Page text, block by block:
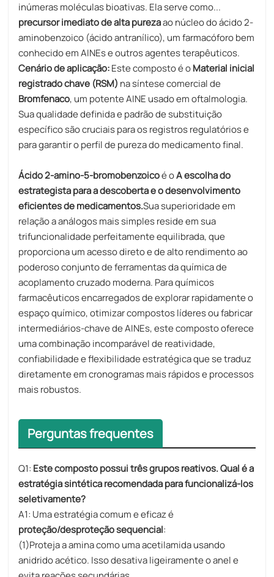
inúmeras moléculas bioativas. Ela serve como...
precursor imediato de alta purezaao núcleo do ácido 2-
aminobenzoico (ácido antranílico), um farmacóforo bem
conhecido em AINEs e outros agentes terapêuticos.
Cenário de aplicação:Este composto é oMaterial inicial
registrado chave (RSM) na síntese comercial de
Bromfenaco, um potente AINE usado em oftalmologia.
Sua qualidade definida e padrão de substituição
específico são cruciais para os registros regulatórios e
para garantir o perfil de pureza do medicamento final.
Ácido 2-amino-5-bromobenzoicoé oA escolha do
estrategista para a descoberta e o desenvolvimento
eficientes de medicamentos.Sua superioridade em
relação a análogos mais simples reside em sua
trifuncionalidade perfeitamente equilibrada, que
proporciona um acesso direto e de alto rendimento ao
poderoso conjunto de ferramentas da química de
acoplamento cruzado moderna. Para químicos
farmacêuticos encarregados de explorar rapidamente o
espaço químico, otimizar compostos líderes ou fabricar
intermediários-chave de AINEs, este composto oferece
uma combinação incomparável de reatividade,
confiabilidade e flexibilidade estratégica que se traduz
diretamente em cronogramas mais rápidos e processos
mais robustos.
Perguntas frequentes
Q1: Este composto possui três grupos reativos. Qual é a
estratégia sintética recomendada para funcionalizá-los
seletivamente?
A1: Uma estratégia comum e eficaz é
proteção/desproteção sequencial:
(1)Proteja a amina como uma acetilamida usando
anidrido acético. Isso desativa ligeiramente o anel e